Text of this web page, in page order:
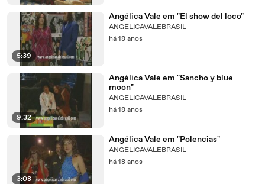
5:39
Angélica Vale em "El show del loco"
ANGELICAVALEBRASIL
há 18 anos
9:32
Angélica Vale em "Sancho y blue
moon"
ANGELICAVALEBRASIL
há 18 anos
3:08
Angélica Vale em "Polencias"
ANGELICAVALEBRASIL
há 18 anos